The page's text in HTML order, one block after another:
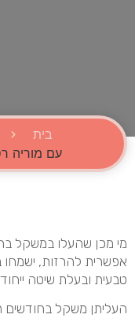
בית
עם מוריה
מי מכן שהעלו במשקל
אפשרית להרזות, ישמחו
טבעית ובעלת שיטה
העליתן משקל בחודשים